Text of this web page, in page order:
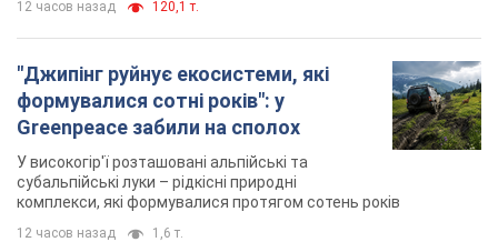
12 часов назад 120,1 т.
"Джипінг руйнує екосистеми, які
формувалися сотні років": у
Greenpeace забили на сполох
У високогір'ї розташовані альпійські та
субальпійські луки – рідкісні природні
комплекси, які формувалися протягом сотень років
12 часов назад 1,6 т.